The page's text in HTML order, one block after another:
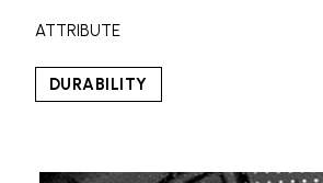
ATTRIBUTE
DURABILITY